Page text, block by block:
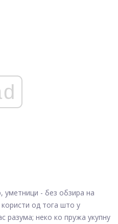
уметници - без обзира на
од тога што у
разума; неко ко пружа укупну